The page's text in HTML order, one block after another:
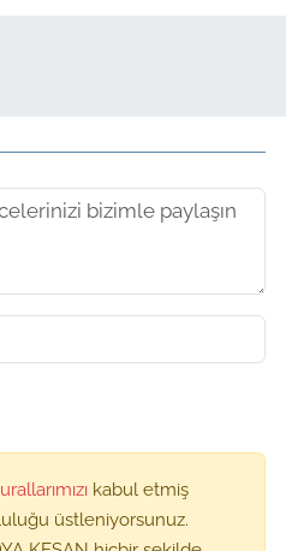
kabul etmiş
üstleniyorsunuz.